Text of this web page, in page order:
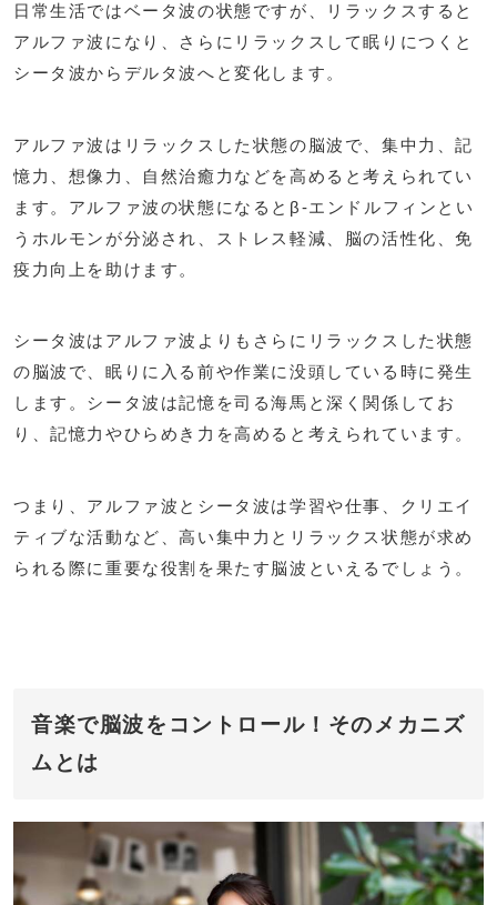
日常生活ではベータ波の状態ですが、リラックスすると
アルファ波になり、さらにリラックスして眠りにつくと
シータ波からデルタ波へと変化します。
アルファ波はリラックスした状態の脳波で、集中力、記
憶力、想像力、自然治癒力などを高めると考えられてい
ます。アルファ波の状態になるとβ-エンドルフィンとい
うホルモンが分泌され、ストレス軽減、脳の活性化、免
疫力向上を助けます。
シータ波はアルファ波よりもさらにリラックスした状態
の脳波で、眠りに入る前や作業に没頭している時に発生
します。シータ波は記憶を司る海馬と深く関係してお
り、記憶力やひらめき力を高めると考えられています。
つまり、アルファ波とシータ波は学習や仕事、クリエイ
ティブな活動など、高い集中力とリラックス状態が求め
られる際に重要な役割を果たす脳波といえるでしょう。
音楽で脳波をコントロール！そのメカニズ
ムとは